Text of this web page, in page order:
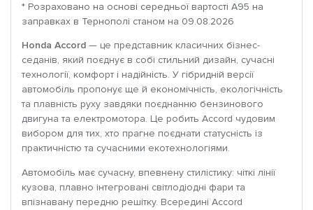
* Розраховано на основі середньої вартості A95 на
заправках в Тернополі станом на 09.08.2026
Honda Accord — це представник класичних бізнес-
седанів, який поєднує в собі стильний дизайн, сучасні
технології, комфорт і надійність. У гібридній версії
автомобіль пропонує ще й економічність, екологічність
та плавність руху завдяки поєднанню бензинового
двигуна та електромотора. Це робить Accord чудовим
вибором для тих, хто прагне поєднати статусність із
практичністю та сучасними екотехнологіями.
Автомобіль має сучасну, впевнену стилістику: чіткі лінії
кузова, плавно інтегровані світлодіодні фари та
впізнавану передню решітку. Всередині Accord